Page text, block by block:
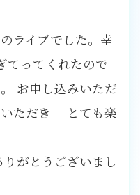
ライブでした。幸
てってくれたので
お申し込みいただ
ただき とても楽
がとうございまし